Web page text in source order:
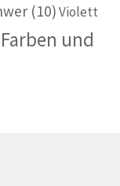
(10)Violett
und